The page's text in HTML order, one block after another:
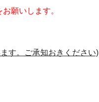
願いします。
す。ご承知おきください)